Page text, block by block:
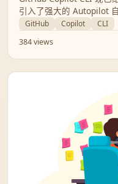
引入了强大的 Autopilot
划进行了重大调整，虽然
GitHub Copilot
CLI
384 views